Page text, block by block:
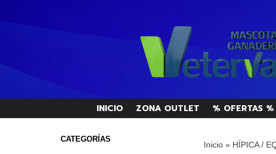
INICIO ZONA OUTLET % OFERTAS %
CATEGORÍAS
Inicio» HÍPICA /